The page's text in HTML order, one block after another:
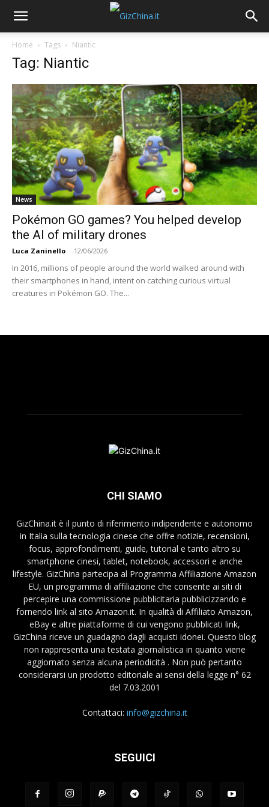
Home Tags Niantic
Tag: Niantic
News
Pokémon GO games? You helped develop
the AI of military drones
Luca Zaninello - 12/06/2026
In 2016, millions of people around the world walked around with
their smartphones in hand, intent on catching curious virtual
creatures in Pokémon GO. The...
CHI SIAMO
GizChina.it è il punto di riferimento indipendente e autonomo
in Italia sulla tecnologia cinese che offre notizie, recensioni,
focus, approfondimenti, guide, tutorial e tanto altro su
smartphone cinesi, tablet, notebook, accessori e anche
lifestyle. GizChina partecipa al Programma Affiliazione Amazon
EU, un programma di affiliazione che consente ai siti di
percepire una commissione pubblicitaria pubblicizzando e
fornendo link al sito Amazon.it. In qualità di Affiliato Amazon,
eBay e altre piattaforme di cui vengono pubblicati link,
GizChina riceve un guadagno dagli acquisti idonei. Questo blog
non rappresenta una testata giornalistica in quanto viene
aggiornato senza alcuna periodicità . Non può pertanto
considerarsi un prodotto editoriale ai sensi della legge n° 62
del 7.03.2001
Contattaci: info@gizchina.it
SEGUICI